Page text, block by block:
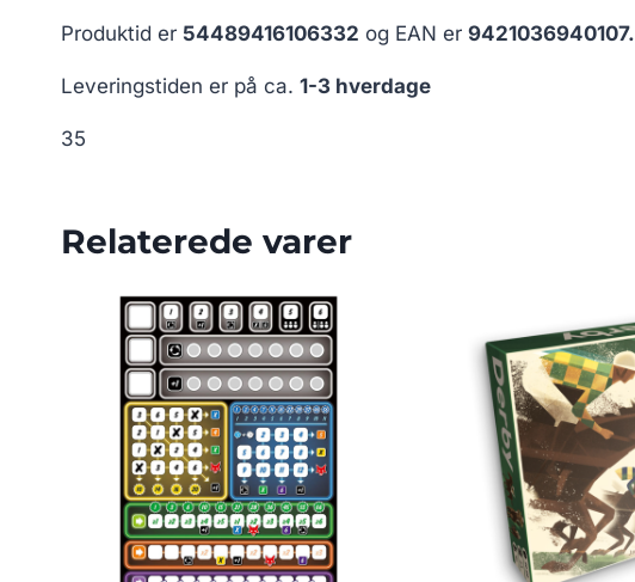
Produktid er 54489416106332 og EAN er 9421036940107.
Leveringstiden er på ca. 1-3 hverdage
35
Relaterede varer